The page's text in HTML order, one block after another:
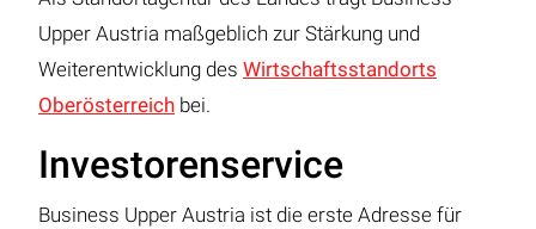
Upper Austria maßgeblich zur Stärkung und
Weiterentwicklung des Wirtschaftsstandorts
Oberösterreich bei.
Investorenservice
Business Upper Austria ist die erste Adresse für